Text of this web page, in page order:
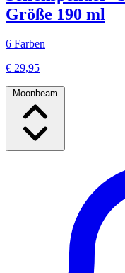
Größe 190 ml
6 Farben
€ 29,95
Moonbeam